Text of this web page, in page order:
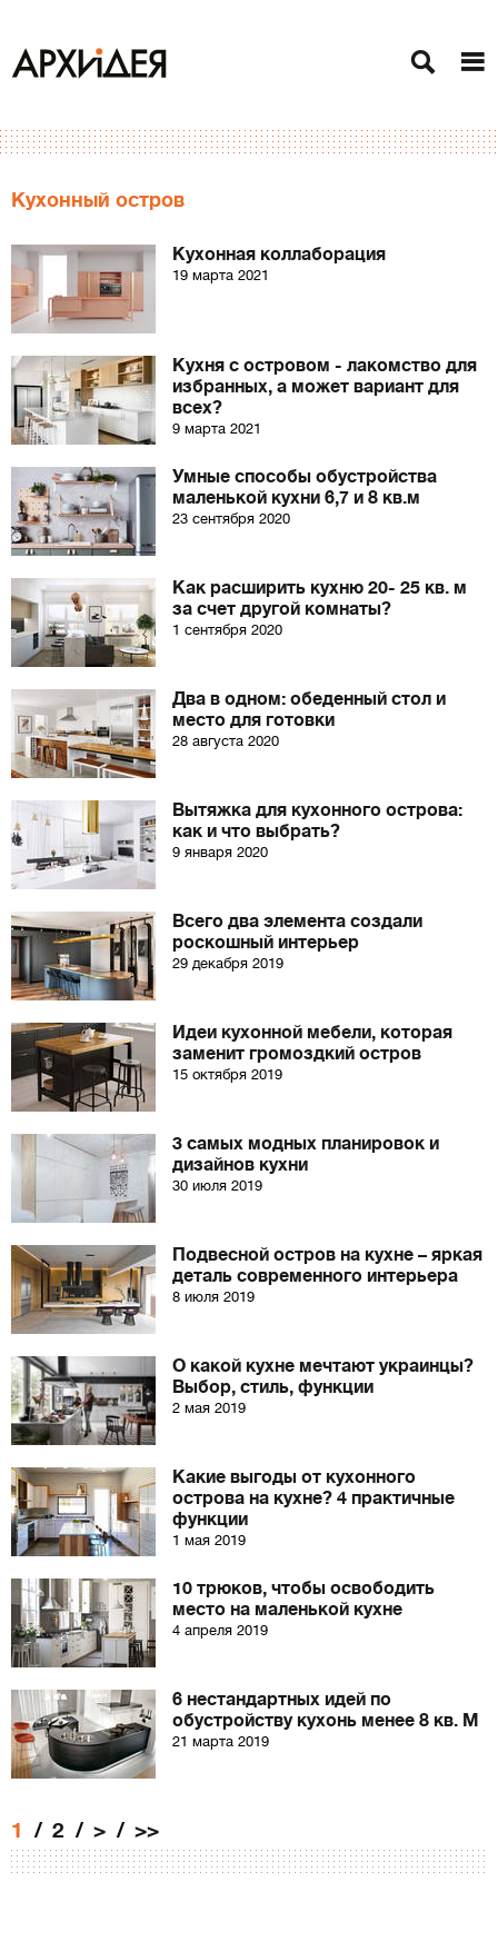
Кухонный остров
Кухонная коллаборация
19 марта 2021
Кухня с островом - лакомство для
избранных, а может вариант для
всех?
9 марта 2021
Умные способы обустройства
маленькой кухни 6,7 и 8 кв.м
23 сентября 2020
Как расширить кухню 20- 25 кв. м
за счет другой комнаты?
1 сентября 2020
Два в одном: обеденный стол и
место для готовки
28 августа 2020
Вытяжка для кухонного острова:
как и что выбрать?
9 января 2020
Всего два элемента создали
роскошный интерьер
29 декабря 2019
Идеи кухонной мебели, которая
заменит громоздкий остров
15 октября 2019
3 самых модных планировок и
дизайнов кухни
30 июля 2019
Подвесной остров на кухне – яркая
деталь современного интерьера
8 июля 2019
О какой кухне мечтают украинцы?
Выбор, стиль, функции
2 мая 2019
Какие выгоды от кухонного
острова на кухне? 4 практичные
функции
1 мая 2019
10 трюков, чтобы освободить
место на маленькой кухне
4 апреля 2019
6 нестандартных идей по
обустройству кухонь менее 8 кв. М
21 марта 2019
1 2 > >>